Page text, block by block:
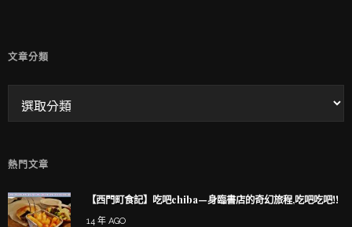
文章分類
熱門文章
【西門町食記】吃吧chiba—身臨書店的奇幻旅程,吃吧吃吧!!
14 年 AGO